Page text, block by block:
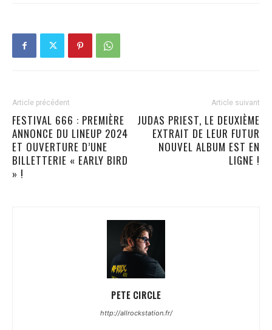
Article précédent
FESTIVAL 666 : PREMIÈRE
ANNONCE DU LINEUP 2024
ET OUVERTURE D’UNE
BILLETTERIE « EARLY BIRD
» !
Article suivant
JUDAS PRIEST, LE DEUXIÈME
EXTRAIT DE LEUR FUTUR
NOUVEL ALBUM EST EN
LIGNE !
PETE CIRCLE
http://allrockstation.fr/